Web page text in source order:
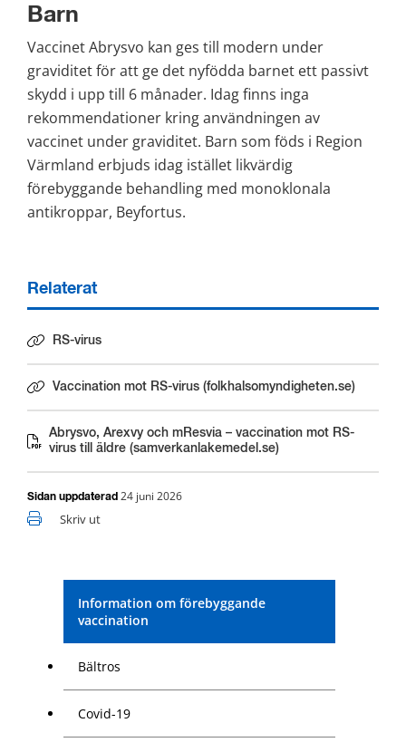
Information om förebyggande
vaccination
Bältros
Covid-19
Barn
Vaccinet Abrysvo kan ges till modern under
graviditet för att ge det nyfödda barnet ett passivt
skydd i upp till 6 månader. Idag finns inga
rekommendationer kring användningen av
vaccinet under graviditet. Barn som föds i Region
Värmland erbjuds idag istället likvärdig
förebyggande behandling med monoklonala
antikroppar, Beyfortus.
Relaterat
RS-virus
Vaccination mot RS-virus (folkhalsomyndigheten.se)
Länk till annan webbplats.
Abrysvo, Arexvy och mResvia – vaccination mot RS-
virus till äldre (samverkanlakemedel.se)
Länk till annan webbplats.
Sidan uppdaterad 24 juni 2026
Skriv ut